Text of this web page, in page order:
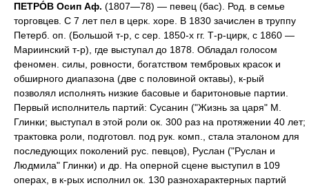
ПЕТРО́В Осип Аф. (1807—78) — певец (бас). Род. в семье
торговцев. С 7 лет пел в церк. хоре. В 1830 зачислен в труппу
Петерб. оп. (Большой т-р, с сер. 1850-х гг. Т-р-цирк, с 1860 —
Мариинский т-р), где выступал до 1878. Обладал голосом
феномен. силы, ровности, богатством тембровых красок и
обширного диапазона (две с половиной октавы), к-рый
позволял исполнять низкие басовые и баритоновые партии.
Первый исполнитель партий: Сусанин ("Жизнь за царя" М.
Глинки; выступал в этой роли ок. 300 раз на протяжении 40 лет;
трактовка роли, подготовл. под рук. комп., стала эталоном для
последующих поколений рус. певцов), Руслан ("Руслан и
Людмила" Глинки) и др. На оперной сцене выступил в 109
операх, в к-рых исполнил ок. 130 разнохарактерных партий